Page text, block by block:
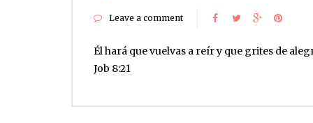
Leave a comment
Él hará que vuelvas a reír y que grites de
Job 8:21